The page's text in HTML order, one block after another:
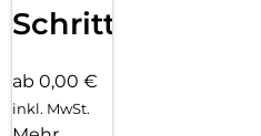
Schritten
ab 0,00 €
inkl. MwSt.